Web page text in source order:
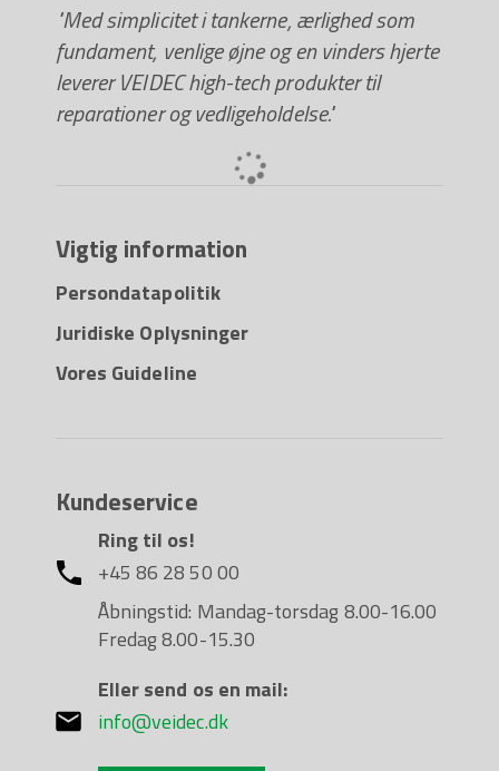
"Med simplicitet i tankerne, ærlighed som
fundament, venlige øjne og en vinders hjerte
leverer VEIDEC high-tech produkter til
reparationer og vedligeholdelse."
Vigtig information
Persondatapolitik
Juridiske Oplysninger
Vores Guideline
Kundeservice
Ring til os!
+45 86 28 50 00
Åbningstid: Mandag-torsdag 8.00-16.00
Fredag 8.00-15.30
Eller send os en mail:
info@veidec.dk